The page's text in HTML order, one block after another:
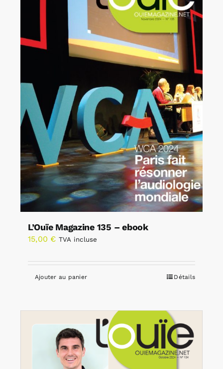
L’Ouïe Magazine 135 – ebook
15,00 € TVA incluse
Ajouter au panier Détails